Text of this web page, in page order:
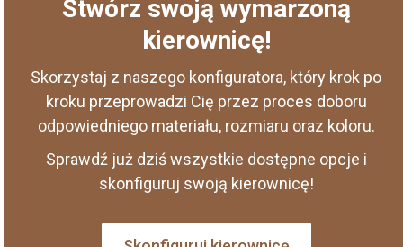
Stwórz swoją wymarzoną
kierownicę!
Skorzystaj z naszego konfiguratora, który krok po
kroku przeprowadzi Cię przez proces doboru
odpowiedniego materiału, rozmiaru oraz koloru.
Sprawdź już dziś wszystkie dostępne opcje i
skonfiguruj swoją kierownicę!